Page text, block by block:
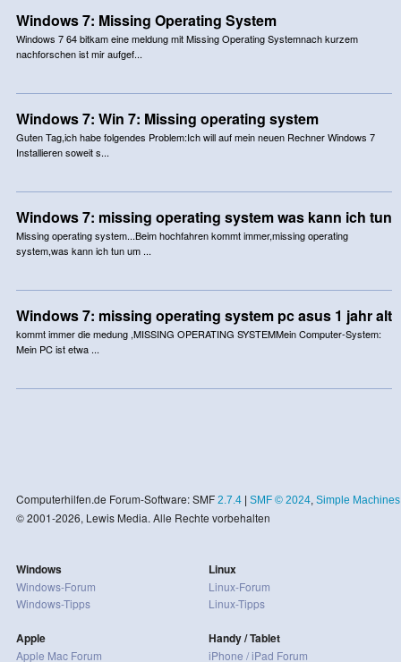
Windows 7: Missing Operating System
Windows 7 64 bitkam eine meldung mit Missing Operating Systemnach kurzem
nachforschen ist mir aufgef...
Windows 7: Win 7: Missing operating system
Guten Tag,ich habe folgendes Problem:Ich will auf mein neuen Rechner Windows 7
Installieren soweit s...
Windows 7: missing operating system was kann ich tun
Missing operating system...Beim hochfahren kommt immer,missing operating
system,was kann ich tun um ...
Windows 7: missing operating system pc asus 1 jahr alt
kommt immer die medung ,MISSING OPERATING SYSTEMMein Computer-System:
Mein PC ist etwa ...
Computerhilfen.de Forum-Software: SMF 2.7.4| SMF © 2024, Simple Machines
© 2001-2026, Lewis Media. Alle Rechte vorbehalten
Windows
Windows-Forum
Windows-Tipps
Apple
Apple Mac Forum
Linux
Linux-Forum
Linux-Tipps
Handy / Tablet
iPhone / iPad Forum